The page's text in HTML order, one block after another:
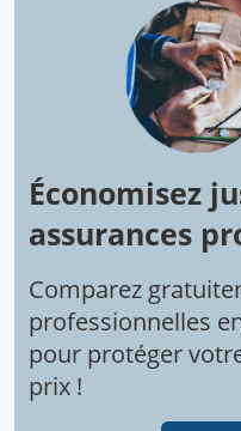
Économisez
assurances
Comparez
professionnelles
pour protéger
prix !